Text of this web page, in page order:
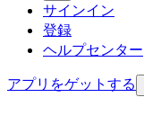
サインイン
登録
ヘルプセンター
アプリをゲットする